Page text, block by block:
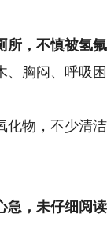
所，不慎被氢
胸闷、呼吸
物，不少清
急，未仔细阅